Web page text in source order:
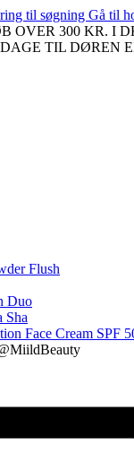
til søgning Gå til
OVER 300 KR. I
TIL DØREN
Flush
Duo
Sha
Face Cream SPF